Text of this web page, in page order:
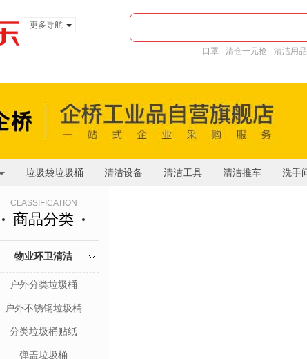
更多导航
口罩 清仓一元抢 清洁用品
垃圾袋垃圾桶 清洁设备 清洁工具 清洁推车 洗手
CLASSIFICATION
商品分类
物业环卫清洁
户外分类垃圾桶
户外不锈钢垃圾桶
分类垃圾桶贴纸
弹盖垃圾桶